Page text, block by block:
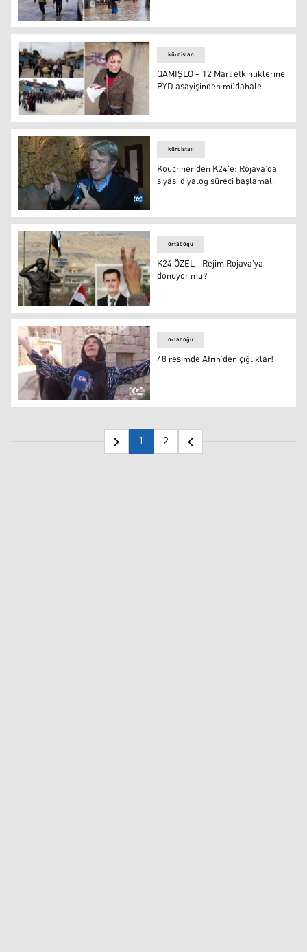
Rojava’da sel felaketi
QAMIŞLO – 12 Mart etkinliklerine PYD asayişinden
kürdistan
QAMIŞLO – 12 Mart etkinliklerine
PYD asayişinden müdahale
Kouchner'den K24'e: Rojava’da siyasi diyalog süreci
kürdistan
Kouchner'den K24'e: Rojava’da
siyasi diyalog süreci başlamalı
K24 ÖZEL - Rejim Rojava’ya dönüyor mu?
ortadoğu
K24 ÖZEL - Rejim Rojava’ya
dönüyor mu?
48 resimde Afrin’den çığlıklar!
ortadoğu
48 resimde Afrin’den çığlıklar!
1 2